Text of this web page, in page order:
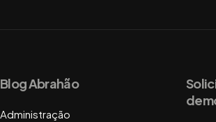
Blog Abrahão
Administração